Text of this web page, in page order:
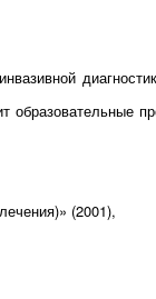
(2001),